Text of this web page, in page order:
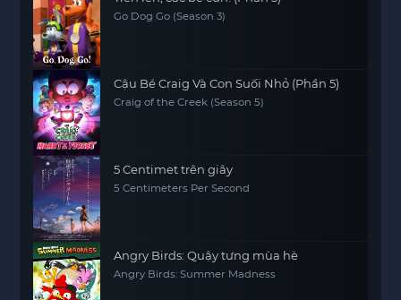
Go Dog Go (Season 3)
Cậu Bé Craig Và Con Suối Nhỏ (Phần 5)
Craig of the Creek (Season 5)
5 Centimet trên giây
5 Centimeters Per Second
Angry Birds: Quậy tưng mùa hè
Angry Birds: Summer Madness